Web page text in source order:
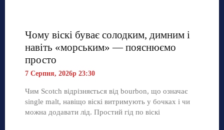
Чому віскі буває солодким, димним і
навіть «морським» — пояснюємо
просто
7 Серпня, 2026р 23:30
Чим Scotch відрізняється від bourbon, що означає
single malt, навіщо віскі витримують у бочках і чи
можна додавати лід. Простий гід по віскі